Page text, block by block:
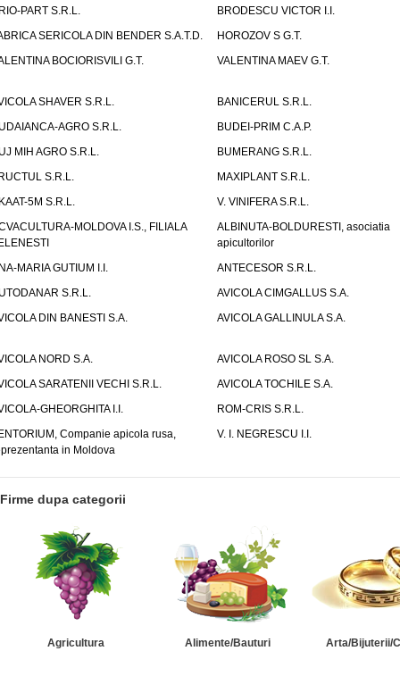
PART S.R.L.
BRODESCU VICTOR I.I.
SERICOLA DIN BENDER S.A.T.D.
HOROZOV S G.T.
BOCIORISVILI G.T.
VALENTINA MAEV G.T.
SHAVER S.R.L.
BANICERUL S.R.L.
AGRO S.R.L.
BUDEI-PRIM C.A.P.
MIH AGRO S.R.L.
BUMERANG S.R.L.
S.R.L.
MAXIPLANT S.R.L.
5M S.R.L.
V. VINIFERA S.R.L.
MOLDOVA I.S., FILIALA
ALBINUTA-BOLDURESTI, asociatia
apicultorilor
MARIA GUTIUM I.I.
ANTECESOR S.R.L.
S.R.L.
AVICOLA CIMGALLUS S.A.
DIN BANESTI S.A.
AVICOLA GALLINULA S.A.
NORD S.A.
AVICOLA ROSO SL S.A.
SARATENII VECHI S.R.L.
AVICOLA TOCHILE S.A.
GHEORGHITA I.I.
ROM-CRIS S.R.L.
Companie apicola rusa,
in Moldova
V. I. NEGRESCU I.I.
Firme dupa categorii
Agricultura Alimente/Bauturi Arta/Bijuterii/